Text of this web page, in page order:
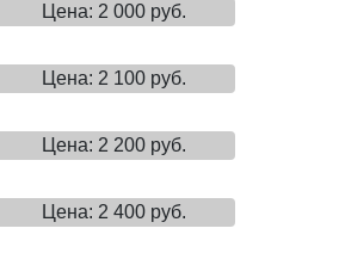
Цена: 2 000 руб.
Цена: 2 100 руб.
Цена: 2 200 руб.
Цена: 2 400 руб.